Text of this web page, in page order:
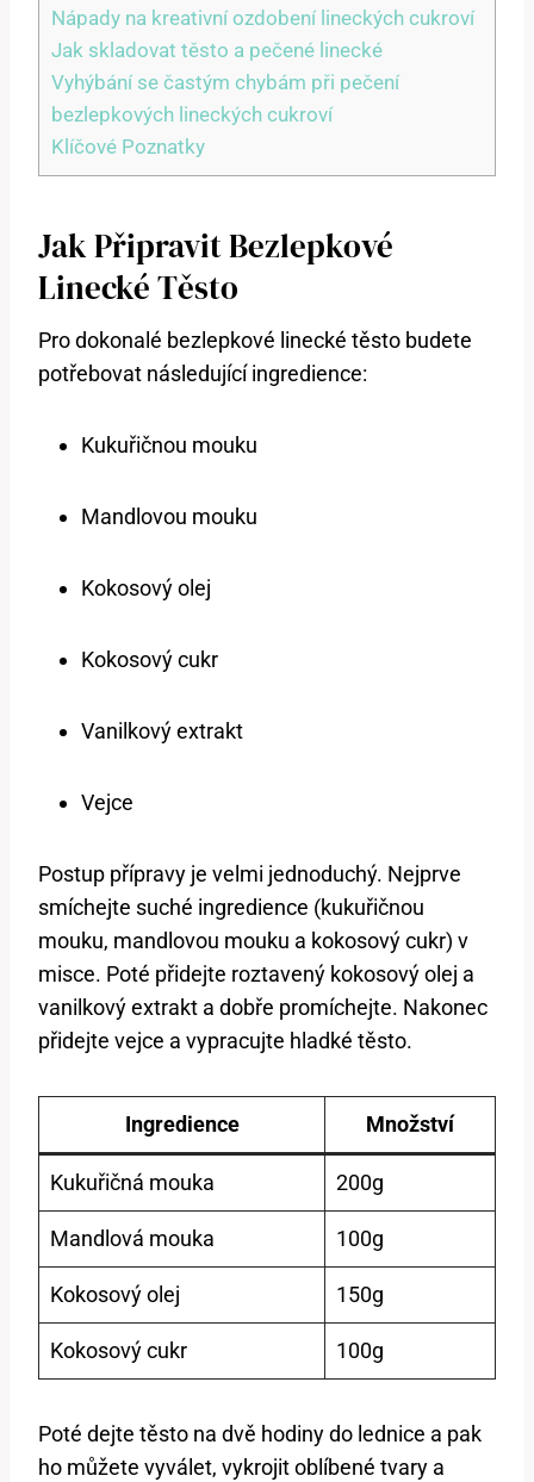
Nápady na kreativní ozdobení lineckých cukroví
Jak skladovat těsto a pečené linecké
Vyhýbání se častým chybám při pečení
bezlepkových lineckých cukroví
Klíčové Poznatky
Jak Připravit Bezlepkové
Linecké Těsto
Pro dokonalé bezlepkové linecké těsto budete
potřebovat následující ingredience:
Kukuřičnou mouku
Mandlovou mouku
Kokosový olej
Kokosový cukr
Vanilkový extrakt
Vejce
Postup přípravy je velmi jednoduchý. Nejprve
smíchejte suché ingredience (kukuřičnou
mouku, mandlovou mouku a kokosový cukr) v
misce. Poté přidejte roztavený kokosový olej a
vanilkový extrakt a dobře promíchejte. Nakonec
přidejte vejce a vypracujte hladké těsto.
Ingredience Množství
Kukuřičná mouka 200g
Mandlová mouka 100g
Kokosový olej 150g
Kokosový cukr 100g
Poté dejte těsto na dvě hodiny do lednice a pak
ho můžete vyválet, vykrojit oblíbené tvary a